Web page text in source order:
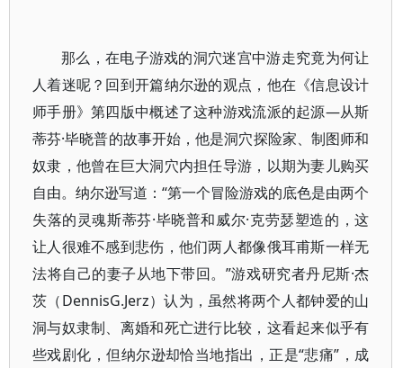
那么，在电子游戏的洞穴迷宫中游走究竟为何让
人着迷呢？回到开篇纳尔逊的观点，他在《信息设计
师手册》第四版中概述了这种游戏流派的起源—从斯
蒂芬·毕晓普的故事开始，他是洞穴探险家、制图师和
奴隶，他曾在巨大洞穴内担任导游，以期为妻儿购买
自由。纳尔逊写道：“第一个冒险游戏的底色是由两个
失落的灵魂斯蒂芬·毕晓普和威尔·克劳瑟塑造的，这
让人很难不感到悲伤，他们两人都像俄耳甫斯一样无
法将自己的妻子从地下带回。”游戏研究者丹尼斯·杰
茨（DennisG.Jerz）认为，虽然将两个人都钟爱的山
洞与奴隶制、离婚和死亡进行比较，这看起来似乎有
些戏剧化，但纳尔逊却恰当地指出，正是“悲痛”，成